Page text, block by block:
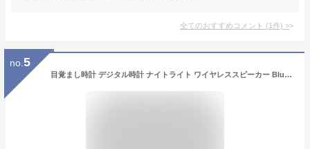
全てのおすすめコメント (1件) >
no. 5
目覚まし時計 デジタル時計 ナイトライト ワイヤレススピーカー Bluetooth スピーカー 誕生日プレゼント 4in1 色変換 明るさ調節可能 ベッドサイドランプ 目覚まし時計 常夜灯 明るさ調整可 タッチ調整 音楽を再生 USB充電 クリスマス プ